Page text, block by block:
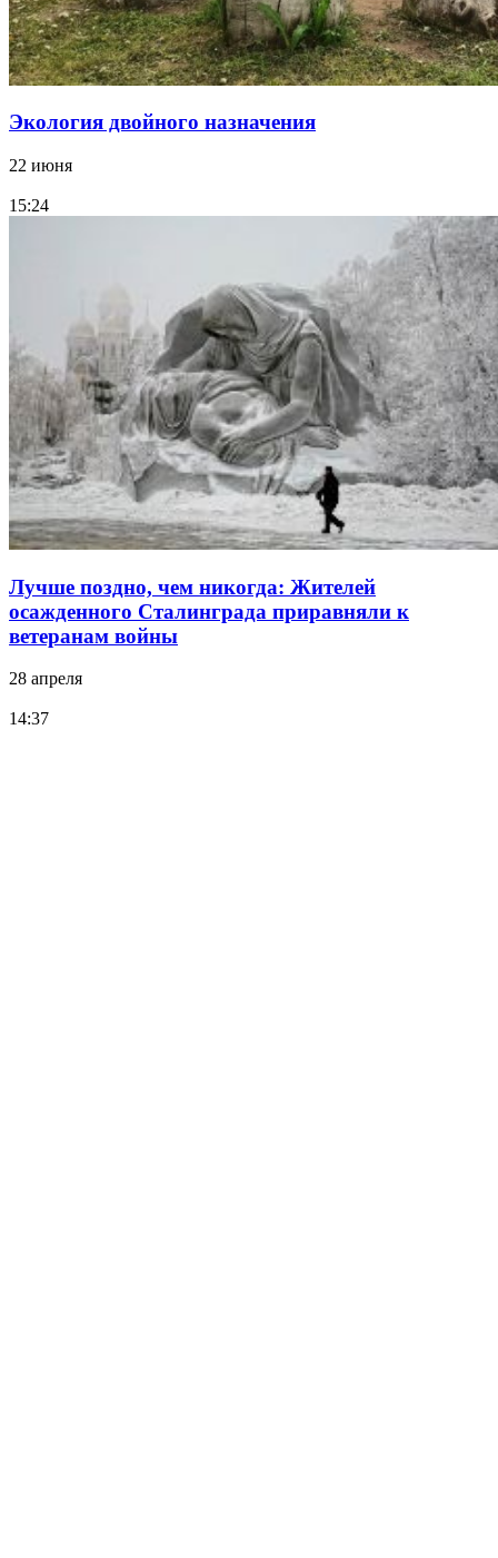
Экология двойного назначения
22 июня
15:24
Лучше поздно, чем никогда: Жителей
осажденного Сталинграда приравняли к
ветеранам войны
28 апреля
14:37